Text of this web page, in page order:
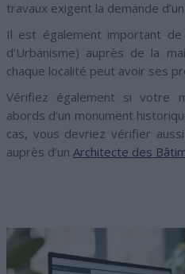
travaux exigent la demande
Il est également important de
d’Urbanisme) auprès de la
chaque localité peut avoir ses
Vérifiez également si votre
abords d’un monument
cas, vous devriez vérifier
auprès d’un Architecte des